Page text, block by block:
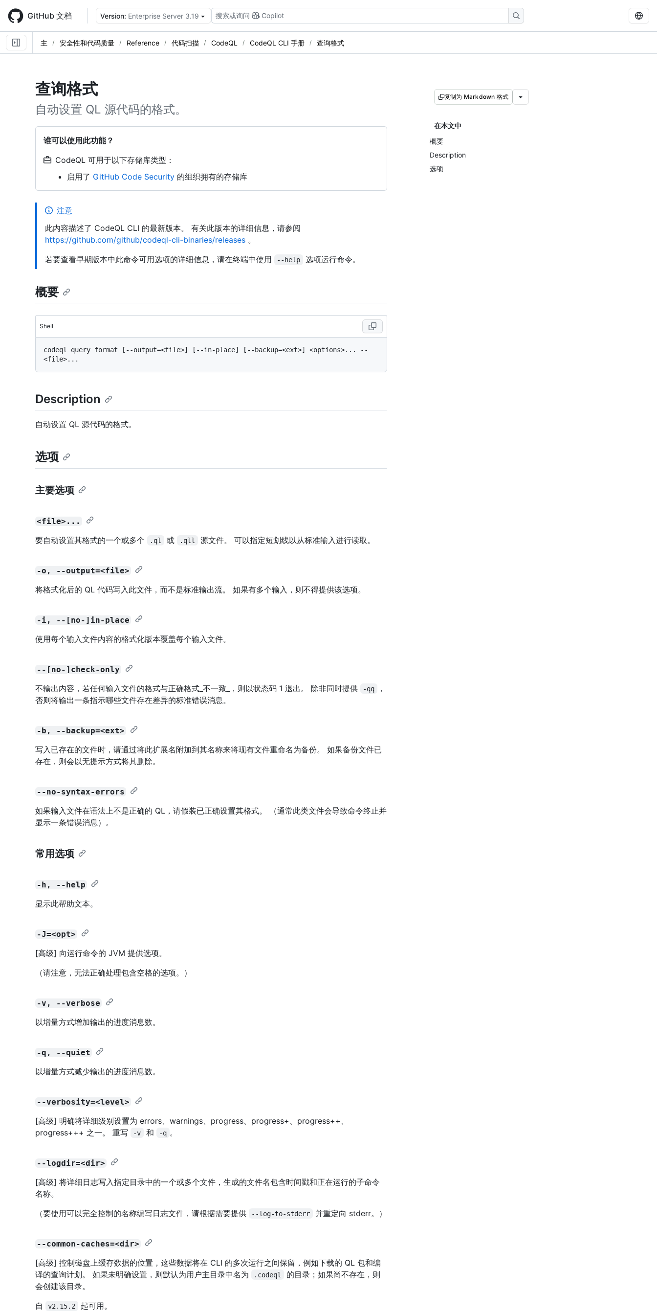
main
content
GitHub 文档 Version: Enterprise Server 3.19 搜索或询问 Copilot
主 安全性和代码质量 Reference 代码扫描 CodeQL CodeQL CLI 手册 查询格式
查询格式
自动设置 QL 源代码的格式。
谁可以使用此功能？
CodeQL 可用于以下存储库类型：
启用了 GitHub Code Security 的组织拥有的存储库
复制为 Markdown 格式
在本文中
概要
Description
选项
注意
此内容描述了 CodeQL CLI 的最新版本。 有关此版本的详细信息，请参阅
https://github.com/github/codeql-cli-binaries/releases 。
若要查看早期版本中此命令可用选项的详细信息，请在终端中使用
--help 选项运行命令。
概要
Shell
codeql query format [--output=<file>] [--in-place] [--backup=<ext>] <options>... --
Description
自动设置 QL 源代码的格式。
选项
主要选项
<file>...
要自动设置其格式的一个或多个 .ql 或 .qll 源文件。 可以指定短划线以从标准输入进行读取。
-o, --output=<file>
将格式化后的 QL 代码写入此文件，而不是标准输出流。 如果有多个输入，则不得提供该选项。
-i, --[no-]in-place
使用每个输入文件内容的格式化版本覆盖每个输入文件。
--[no-]check-only
不输出内容，若任何输入文件的格式与正确格式_不一致_，则以状态码 1 退出。 除非同时提供 -qq
，
否则将输出一条指示哪些文件存在差异的标准错误消息。
-b, --backup=<ext>
写入已存在的文件时，请通过将此扩展名附加到其名称来将现有文件重命名为备份。 如果备份文件已
存在，则会以无提示方式将其删除。
--no-syntax-errors
如果输入文件在语法上不是正确的 QL，请假装已正确设置其格式。 （通常此类文件会导致命令终止并
显示一条错误消息）。
常用选项
-h, --help
显示此帮助文本。
-J=<opt>
[高级] 向运行命令的 JVM 提供选项。
（请注意，无法正确处理包含空格的选项。）
-v, --verbose
以增量方式增加输出的进度消息数。
-q, --quiet
以增量方式减少输出的进度消息数。
--verbosity=<level>
[高级] 明确将详细级别设置为 errors、warnings、progress、progress+、progress++、
progress+++ 之一。 重写
-v 和 -q 。
--logdir=<dir>
[高级] 将详细日志写入指定目录中的一个或多个文件，生成的文件名包含时间戳和正在运行的子命令
名称。
（要使用可以完全控制的名称编写日志文件，请根据需要提供
--log-to-stderr 并重定向 stderr。）
--common-caches=<dir>
[高级] 控制磁盘上缓存数据的位置，这些数据将在 CLI 的多次运行之间保留，例如下载的 QL 包和编
译的查询计划。 如果未明确设置，则默认为用户主目录中名为
.codeql
的目录；如果尚不存在，则
会创建该目录。
自
v2.15.2 起可用。